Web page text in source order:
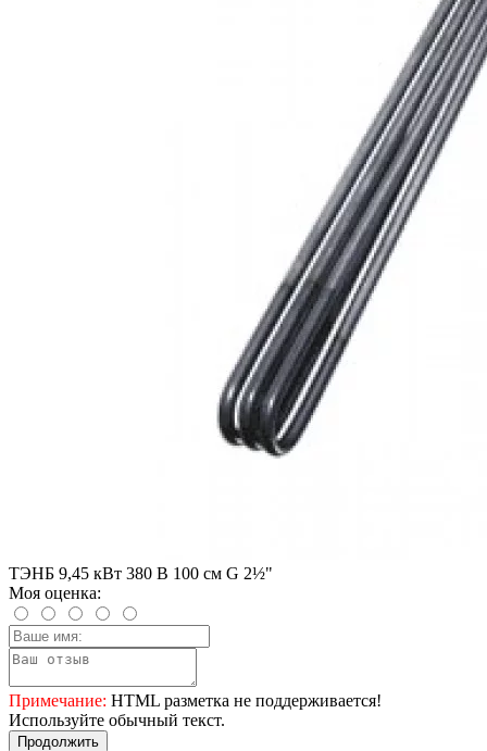
ТЭНБ 9,45 кВт 380 В 100 см G 2½"
Моя оценка:
Примечание: HTML разметка не поддерживается!
Используйте обычный текст.
Продолжить